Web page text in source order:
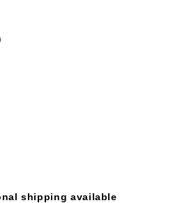
shipping available